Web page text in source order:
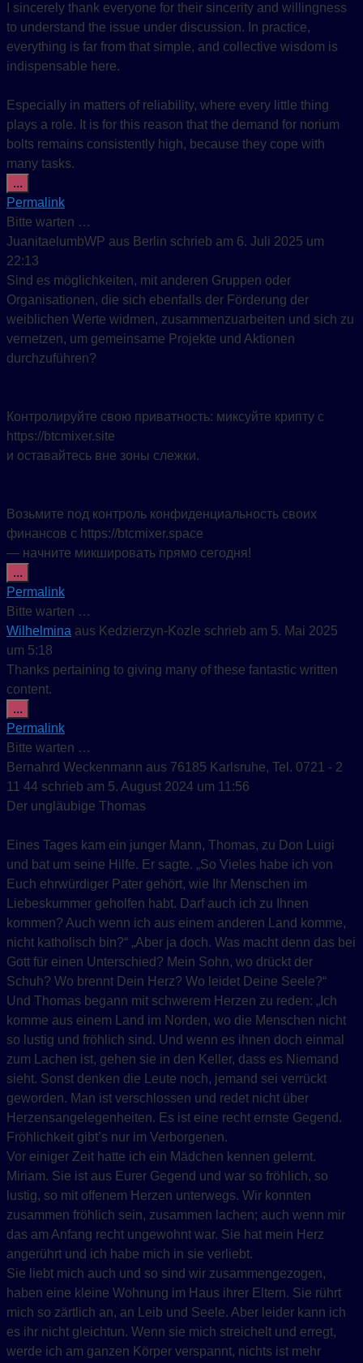
I sincerely thank everyone for their sincerity and willingness
to understand the issue under discussion. In practice,
everything is far from that simple, and collective wisdom is
indispensable here.
Especially in matters of reliability, where every little thing
plays a role. It is for this reason that the demand for norium
bolts remains consistently high, because they cope with
many tasks.
...
Permalink
Bitte warten …
JuanitaelumbWP aus Berlin schrieb am 6. Juli 2025 um
22:13
Sind es möglichkeiten, mit anderen Gruppen oder
Organisationen, die sich ebenfalls der Förderung der
weiblichen Werte widmen, zusammenzuarbeiten und sich zu
vernetzen, um gemeinsame Projekte und Aktionen
durchzuführen?
Контролируйте свою приватность: миксуйте крипту с
https://btcmixer.site
и оставайтесь вне зоны слежки.
Возьмите под контроль конфиденциальность своих
финансов с https://btcmixer.space
— начните микшировать прямо сегодня!
...
Permalink
Bitte warten …
Wilhelmina aus Kedzierzyn-Kozle schrieb am 5. Mai 2025
um 5:18
Thanks pertaining to giving many of these fantastic written
content.
...
Permalink
Bitte warten …
Bernahrd Weckenmann aus 76185 Karlsruhe, Tel. 0721 - 2
11 44 schrieb am 5. August 2024 um 11:56
Der ungläubige Thomas
Eines Tages kam ein junger Mann, Thomas, zu Don Luigi
und bat um seine Hilfe. Er sagte. „So Vieles habe ich von
Euch ehrwürdiger Pater gehört, wie Ihr Menschen im
Liebeskummer geholfen habt. Darf auch ich zu Ihnen
kommen? Auch wenn ich aus einem anderen Land komme,
nicht katholisch bin?“ „Aber ja doch. Was macht denn das bei
Gott für einen Unterschied? Mein Sohn, wo drückt der
Schuh? Wo brennt Dein Herz? Wo leidet Deine Seele?“
Und Thomas begann mit schwerem Herzen zu reden: „Ich
komme aus einem Land im Norden, wo die Menschen nicht
so lustig und fröhlich sind. Und wenn es ihnen doch einmal
zum Lachen ist, gehen sie in den Keller, dass es Niemand
sieht. Sonst denken die Leute noch, jemand sei verrückt
geworden. Man ist verschlossen und redet nicht über
Herzensangelegenheiten. Es ist eine recht ernste Gegend.
Fröhlichkeit gibt’s nur im Verborgenen.
Vor einiger Zeit hatte ich ein Mädchen kennen gelernt.
Miriam. Sie ist aus Eurer Gegend und war so fröhlich, so
lustig, so mit offenem Herzen unterwegs. Wir konnten
zusammen fröhlich sein, zusammen lachen; auch wenn mir
das am Anfang recht ungewohnt war. Sie hat mein Herz
angerührt und ich habe mich in sie verliebt.
Sie liebt mich auch und so sind wir zusammengezogen,
haben eine kleine Wohnung im Haus ihrer Eltern. Sie rührt
mich so zärtlich an, an Leib und Seele. Aber leider kann ich
es ihr nicht gleichtun. Wenn sie mich streichelt und erregt,
werde ich am ganzen Körper verspannt, nichts ist mehr